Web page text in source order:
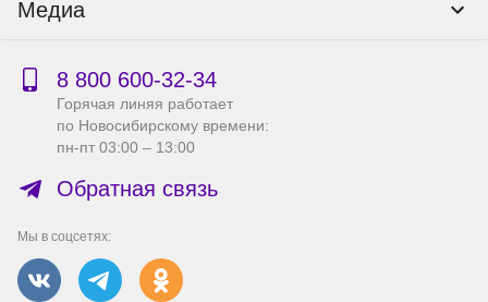
Гарантия и возврат
Бонусная программа
Сервисный центр
Справка по работе с e2e4 ID
Реквизиты
Публичная оферта
Правила продажи на сайте
Производители
Вакансии
Медиа
Новости
Акции
8 800 600‑32‑34
Горячая линяя работает
по Новосибирскому времени:
пн-пт 03:00 – 13:00
Обратная связь
Мы в соцсетях: